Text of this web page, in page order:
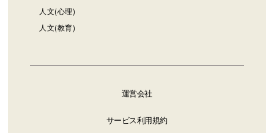
人文(心理)
人文(教育)
運営会社
サービス利用規約